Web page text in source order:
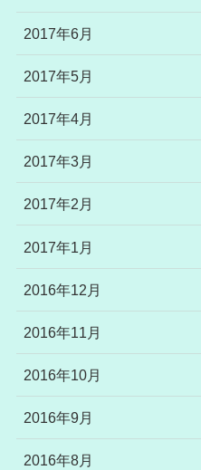
2017年6月
2017年5月
2017年4月
2017年3月
2017年2月
2017年1月
2016年12月
2016年11月
2016年10月
2016年9月
2016年8月